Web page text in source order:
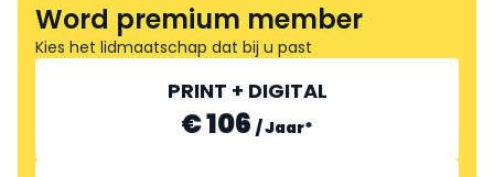
Word premium member
Kies het lidmaatschap dat bij u past
PRINT + DIGITAL
€ 106 /Jaar*